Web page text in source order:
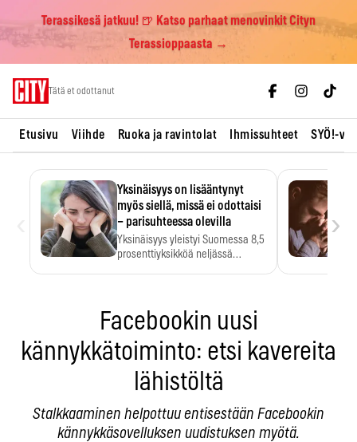
Terassikesä jatkuu! 🍺 Katso parhaat menovinkit Cityn
Terassioppaasta →
Tätä et odottanut
Etusivu Viihde Ruoka ja ravintolat Ihmissuhteet SYÖ!-
Yksinäisyys on lisääntynyt
myös siellä, missä ei odottaisi
– parisuhteessa olevilla
Yksinäisyys yleistyi Suomessa 8,5
prosenttiyksikköä neljässä
›
Facebookin uusi
kännykkätoiminto: etsi kavereita
lähistöltä
Stalkkaaminen helpottuu entisestään Facebookin
kännykkäsovelluksen uudistuksen myötä.